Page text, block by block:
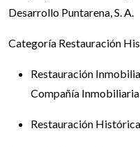
Desarrollo Puntarena, S. A.
Categoría Restauración
Restauración
Compañía Inmobiliaria
Restauración